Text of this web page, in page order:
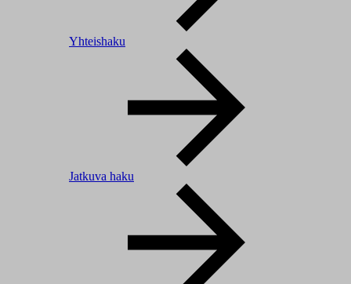
Yhteishaku
Jatkuva haku